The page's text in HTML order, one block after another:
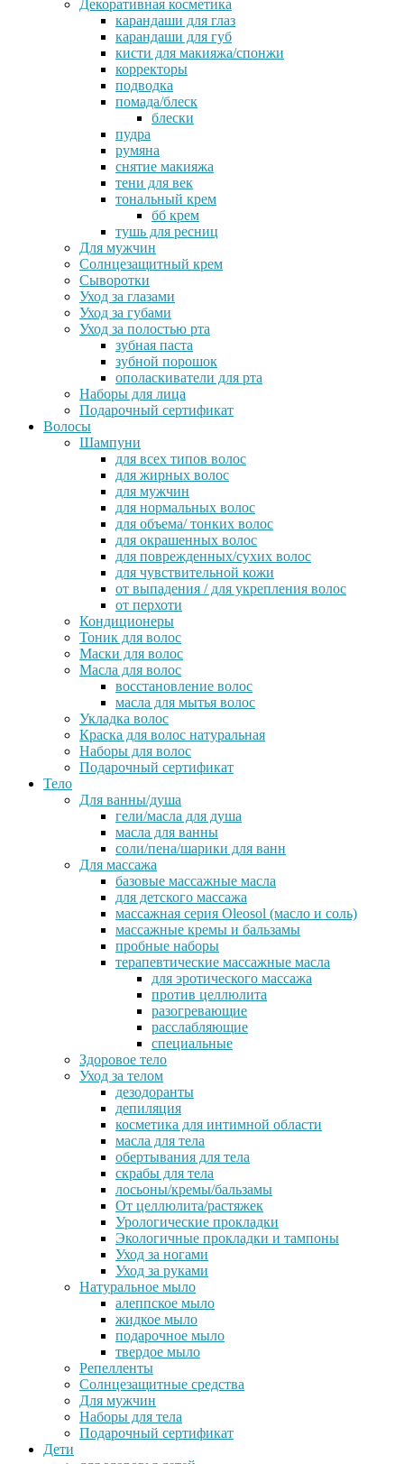
Декоративная косметика
карандаши для глаз
карандаши для губ
кисти для макияжа/спонжи
корректоры
подводка
помада/блеск
блески
пудра
румяна
снятие макияжа
тени для век
тональный крем
бб крем
тушь для ресниц
Для мужчин
Солнцезащитный крем
Сыворотки
Уход за глазами
Уход за губами
Уход за полостью рта
зубная паста
зубной порошок
ополаскиватели для рта
Наборы для лица
Подарочный сертификат
Волосы
Шампуни
для всех типов волос
для жирных волос
для мужчин
для нормальных волос
для объема/ тонких волос
для окрашенных волос
для поврежденных/сухих волос
для чувствительной кожи
от выпадения / для укрепления волос
от перхоти
Кондиционеры
Тоник для волос
Маски для волос
Масла для волос
восстановление волос
масла для мытья волос
Укладка волос
Краска для волос натуральная
Наборы для волос
Подарочный сертификат
Тело
Для ванны/душа
гели/масла для душа
масла для ванны
соли/пена/шарики для ванн
Для массажа
базовые массажные масла
для детского массажа
массажная серия Oleosol (масло и соль)
массажные кремы и бальзамы
пробные наборы
терапевтические массажные масла
для эротического массажа
против целлюлита
разогревающие
расслабляющие
специальные
Здоровое тело
Уход за телом
дезодоранты
депиляция
косметика для интимной области
масла для тела
обертывания для тела
скрабы для тела
лосьоны/кремы/бальзамы
От целлюлита/растяжек
Урологические прокладки
Экологичные прокладки и тампоны
Уход за ногами
Уход за руками
Натуральное мыло
алеппское мыло
жидкое мыло
подарочное мыло
твердое мыло
Репелленты
Солнцезащитные средства
Для мужчин
Наборы для тела
Подарочный сертификат
Дети